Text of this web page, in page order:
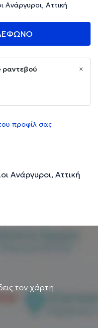
Ανάργυροι, Αττική
ραντεβού
προφίλ σας
Ανάργυροι, Αττική
τον χάρτη